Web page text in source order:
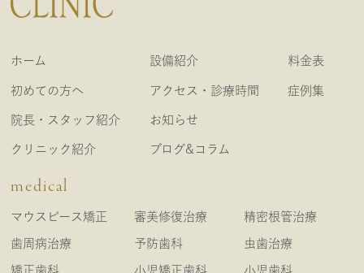
ホーム
初めての方へ
院長・スタッフ紹介
クリニック紹介
設備紹介
アクセス・診療時間
お知らせ
ブログ&コラム
料金表
症例集
medical
マウスピース矯正 審美修復治療 精密根管治療
歯周病治療 予防歯科 虫歯治療
矯正歯科 小児矯正歯科 小児歯科